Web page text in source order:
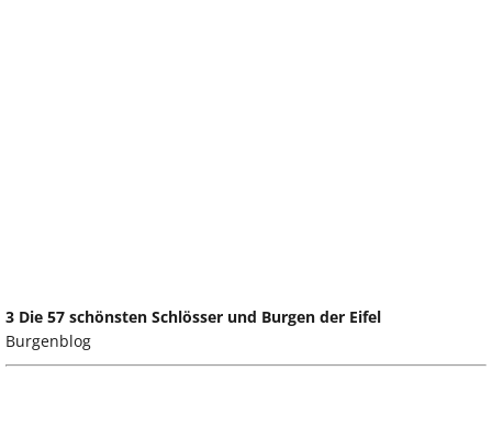
3 Die 57 schönsten Schlösser und Burgen der Eifel
Burgenblog